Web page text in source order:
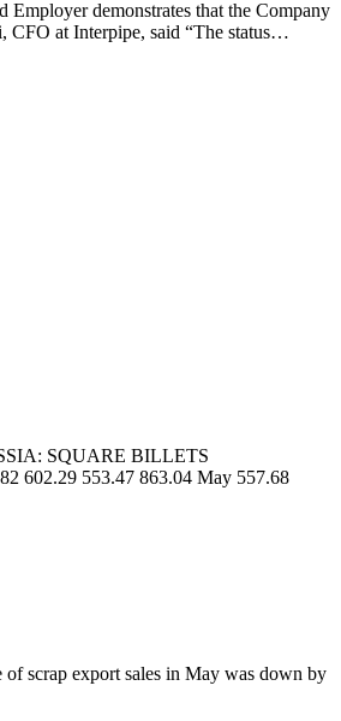
Employer demonstrates that the Company
CFO at Interpipe, said “The status…
SQUARE BILLETS
602.29 553.47 863.04 May 557.68
scrap export sales in May was down by